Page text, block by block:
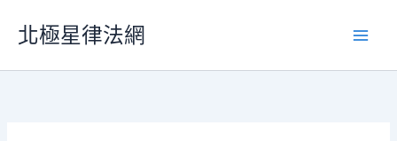
要
北極星律法網